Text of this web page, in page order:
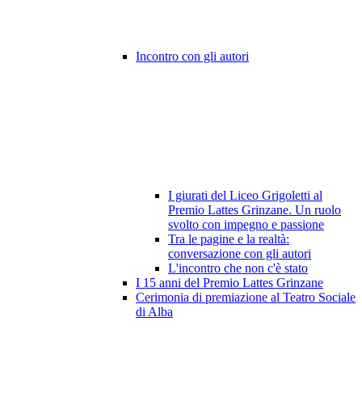
Incontro con gli autori
I giurati del Liceo Grigoletti al
Premio Lattes Grinzane. Un ruolo
svolto con impegno e passione
Tra le pagine e la realtà:
conversazione con gli autori
L'incontro che non c'è stato
I 15 anni del Premio Lattes Grinzane
Cerimonia di premiazione al Teatro Sociale
di Alba